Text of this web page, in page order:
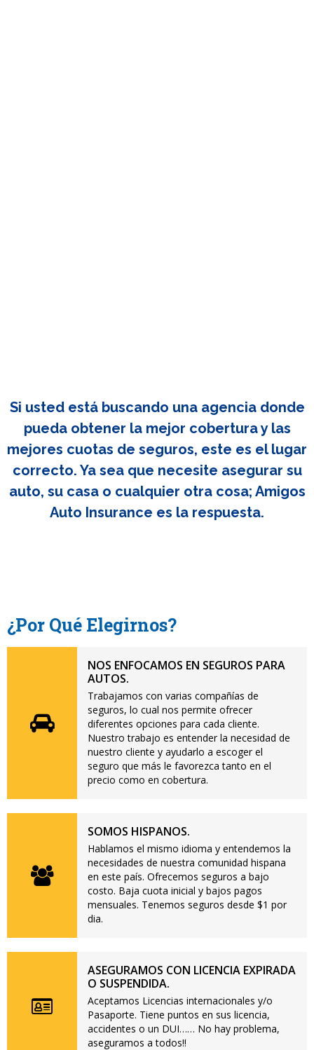
Si usted está buscando una agencia donde
pueda obtener la mejor cobertura y las
mejores cuotas de seguros, este es el lugar
correcto. Ya sea que necesite asegurar su
auto, su casa o cualquier otra cosa; Amigos
Auto Insurance es la respuesta.
¿Por Qué Elegirnos?
NOS ENFOCAMOS EN SEGUROS PARA
AUTOS.
Trabajamos con varias compañías de
seguros, lo cual nos permite ofrecer
diferentes opciones para cada cliente.
Nuestro trabajo es entender la necesidad de
nuestro cliente y ayudarlo a escoger el
seguro que más le favorezca tanto en el
precio como en cobertura.
SOMOS HISPANOS.
Hablamos el mismo idioma y entendemos la
necesidades de nuestra comunidad hispana
en este país. Ofrecemos seguros a bajo
costo. Baja cuota inicial y bajos pagos
mensuales. Tenemos seguros desde $1 por
dia.
ASEGURAMOS CON LICENCIA EXPIRADA
O SUSPENDIDA.
Aceptamos Licencias internacionales y/o
Pasaporte. Tiene puntos en sus licencia,
accidentes o un DUI…… No hay problema,
aseguramos a todos!!